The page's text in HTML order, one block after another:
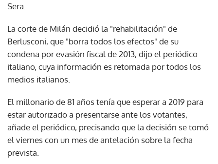
Sera.
La corte de Milán decidió la "rehabilitación" de
Berlusconi, que "borra todos los efectos" de su
condena por evasión fiscal de 2013, dijo el periódico
italiano, cuya información es retomada por todos los
medios italianos.
El millonario de 81 años tenía que esperar a 2019 para
estar autorizado a presentarse ante los votantes,
añade el periódico, precisando que la decisión se tomó
el viernes con un mes de antelación sobre la fecha
prevista.